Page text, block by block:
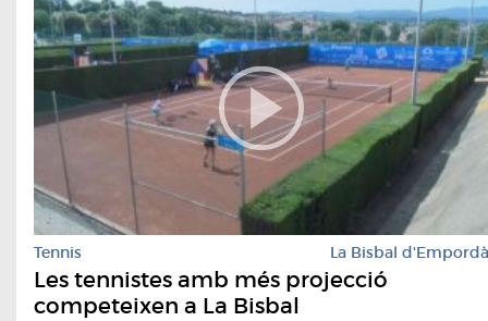
Tennis La Bisbal d'Empordà
Les tennistes amb més projecció
competeixen a La Bisbal